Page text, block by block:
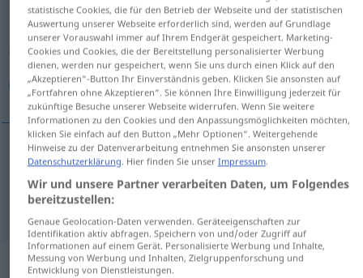
Übersicht aller Übersetzungen
(Für mehr Details die Übersetzung anklicken/antippen)
ضجة, صخب
ضجة [đɑddʒa]
Synonyme für "Rummel"
statistische Cookies, die für den Betrieb der Webseite und der statistischen
Auswertung unserer Webseite erforderlich sind, werden auf Grundlage
unserer Vorauswahl immer auf Ihrem Endgerät gespeichert. Marketing-
Cookies und Cookies, die der Bereitstellung personalisierter Werbung
dienen, werden nur gespeichert, wenn Sie uns durch einen Klick auf den
„Akzeptieren“-Button Ihr Einverständnis geben. Klicken Sie ansonsten auf
„Fortfahren ohne Akzeptieren“. Sie können Ihre Einwilligung jederzeit für
zukünftige Besuche unserer Webseite widerrufen. Wenn Sie weitere
Informationen zu den Cookies und den Anpassungsmöglichkeiten möchten,
klicken Sie einfach auf den Button „Mehr Optionen“. Weitergehende
Hinweise zu der Datenverarbeitung entnehmen Sie ansonsten unserer
Datenschutzerklärung. Hier finden Sie unser Impressum.
Wir und unsere Partner verarbeiten Daten, um Folgendes
bereitzustellen:
Genaue Geolocation-Daten verwenden. Geräteeigenschaften zur
Identifikation aktiv abfragen. Speichern von und/oder Zugriff auf
Informationen auf einem Gerät. Personalisierte Werbung und Inhalte,
Messung von Werbung und Inhalten, Zielgruppenforschung und
Entwicklung von Dienstleistungen.